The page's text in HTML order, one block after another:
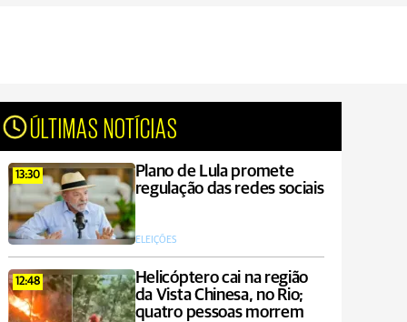
ÚLTIMAS NOTÍCIAS
13:30
Plano de Lula promete
regulação das redes sociais
ELEIÇÕES
12:48
Helicóptero cai na região
da Vista Chinesa, no Rio;
quatro pessoas morrem